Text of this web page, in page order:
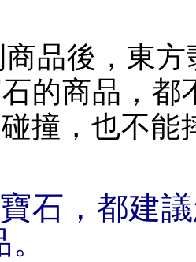
品後，東
的商品，
撞，也不
石，都建